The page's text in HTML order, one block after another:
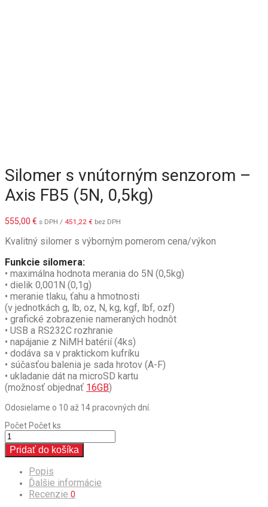
Silomer s vnútorným senzorom –
Axis FB5 (5N, 0,5kg)
555,00 € s DPH / 451,22 € bez DPH
Kvalitný silomer s výborným pomerom cena/výkon
Funkcie silomera:
• maximálna hodnota merania do 5N (0,5kg)
• dielik 0,001N (0,1g)
• meranie tlaku, ťahu a hmotnosti
(v jednotkách g, lb, oz, N, kg, kgf, lbf, ozf)
• grafické zobrazenie nameraných hodnôt
• USB a RS232C rozhranie
• napájanie z NiMH batérií (4ks)
• dodáva sa v praktickom kufríku
• súčasťou balenia je sada hrotov (A-F)
• ukladanie dát na microSD kartu
(možnosť objednať 16GB)
Odosielame o 10 až 14 pracovných dní.
PočetPočet ks
Pridať do košíka
Popis
Ďalšie informácie
Recenzie 0